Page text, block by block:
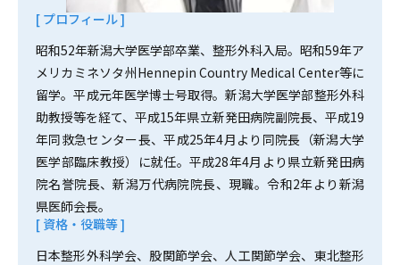
[ プロフィール ]
昭和52年新潟大学医学部卒業、整形外科入局。昭和59年ア
メリカミネソタ州Hennepin Country Medical Center等に
留学。平成元年医学博士号取得。新潟大学医学部整形外科
助教授等を経て、平成15年県立新発田病院副院長、平成19
年同救急センター長、平成25年4月より同院長（新潟大学
医学部臨床教授）に就任。平成28年4月より県立新発田病
院名誉院長、新潟万代病院院長、現職。令和2年より新潟
県医師会長。
[ 資格・役職等 ]
日本整形外科学会、股関節学会、人工関節学会、東北整形